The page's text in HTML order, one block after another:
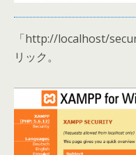
「http://localhost/
リック。